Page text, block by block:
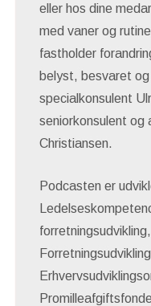
eller hos dine
med vaner og
fastholder
belyst, besvaret
specialkonsulent
seniorkonsulent og
Christiansen.
Podcasten er